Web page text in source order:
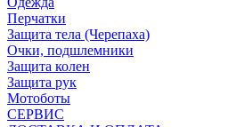
Перчатки
Защита тела (Черепаха)
Очки, подшлемники
Защита колен
Защита рук
Мотоботы
СЕРВИС